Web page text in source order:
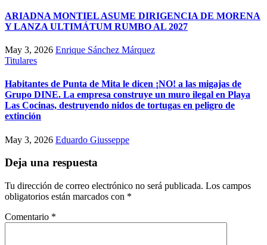
ARIADNA MONTIEL ASUME DIRIGENCIA DE MORENA
Y LANZA ULTIMÁTUM RUMBO AL 2027
May 3, 2026 Enrique Sánchez Márquez
Titulares
Habitantes de Punta de Mita le dicen ¡NO! a las migajas de
Grupo DINE. La empresa construye un muro ilegal en Playa
Las Cocinas, destruyendo nidos de tortugas en peligro de
extinción
May 3, 2026 Eduardo Giusseppe
Deja una respuesta
Tu dirección de correo electrónico no será publicada. Los campos
obligatorios están marcados con *
Comentario *